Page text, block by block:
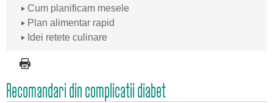
Cum planificam mesele
Plan alimentar rapid
Idei retete culinare
Recomandari din complicatii diabet